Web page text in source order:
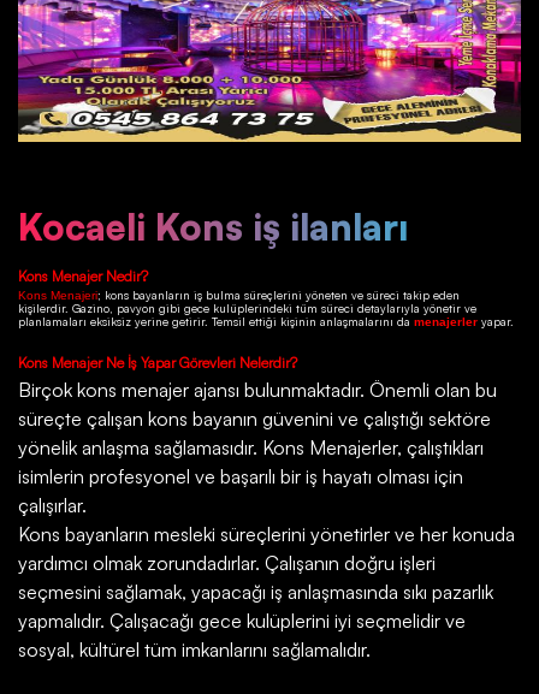
Kocaeli Kons iş ilanları
Kons Menajer Nedir?
Kons Menajeri; kons bayanların iş bulma süreçlerini yöneten ve süreci takip eden
kişilerdir. Gazino, pavyon gibi gece kulüplerindeki tüm süreci detaylarıyla yönetir ve
planlamaları eksiksiz yerine getirir. Temsil ettiği kişinin anlaşmalarını da menajerler yapar.
Kons Menajer Ne İş Yapar Görevleri Nelerdir?
Birçok kons menajer ajansı bulunmaktadır. Önemli olan bu
süreçte çalışan kons bayanın güvenini ve çalıştığı sektöre
yönelik anlaşma sağlamasıdır. Kons Menajerler, çalıştıkları
isimlerin profesyonel ve başarılı bir iş hayatı olması için
çalışırlar.
Kons bayanların mesleki süreçlerini yönetirler ve her konuda
yardımcı olmak zorundadırlar. Çalışanın doğru işleri
seçmesini sağlamak, yapacağı iş anlaşmasında sıkı pazarlık
yapmalıdır. Çalışacağı gece kulüplerini iyi seçmelidir ve
sosyal, kültürel tüm imkanlarını sağlamalıdır.